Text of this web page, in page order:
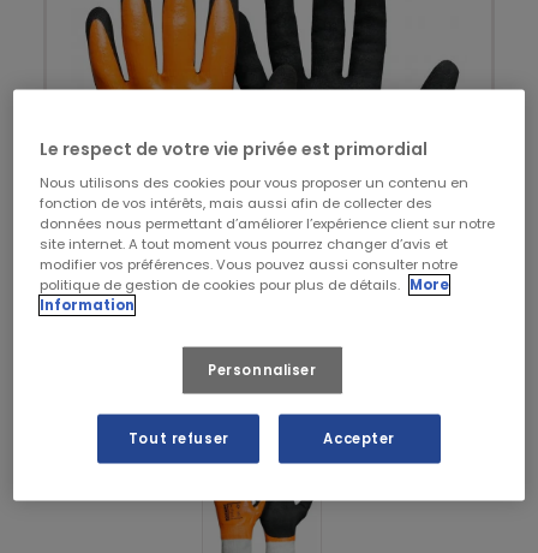
Le respect de votre vie privée est primordial
Nous utilisons des cookies pour vous proposer un contenu en
fonction de vos intérêts, mais aussi afin de collecter des
données nous permettant d’améliorer l’expérience client sur notre
site internet. A tout moment vous pourrez changer d’avis et
modifier vos préférences. Vous pouvez aussi consulter notre
politique de gestion de cookies pour plus de détails. More
Information
Personnaliser
Tout refuser Accepter